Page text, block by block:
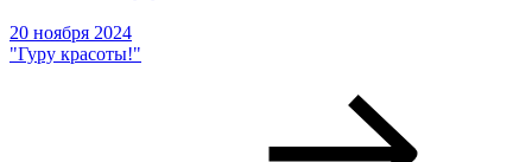
20 ноября 2024
"Гуру красоты!"